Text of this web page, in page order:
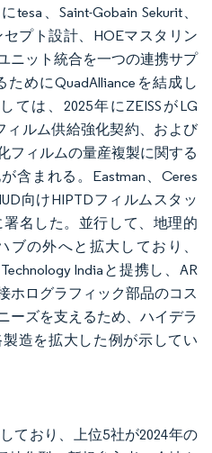
tesa、Saint-Gobain Sekurit、
プト設計、HOEマスタリン
ニット統合を一つの連携サプ
めにQuadAllianceを結成し
ては、2025年にZEISSがLG
ィルム供給強化契約、および
フィルムの量産複製に関する
含まれる。Eastman、Ceres
向けHIPTDフィルムスタッ
署名した。並行して、地理的
の外へと拡大しており、
Indiaと提携し、AR
ホログラフィック部品のコス
ーズを支えるため、ハイデラ
造を拡大した例が示してい
ており、上位5社が2024年の